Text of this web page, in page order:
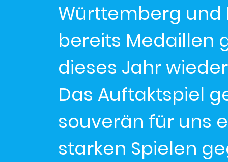
Württemberg und
bereits Medaillen
dieses Jahr
Das Auftaktspiel
souverän für uns
starken Spielen